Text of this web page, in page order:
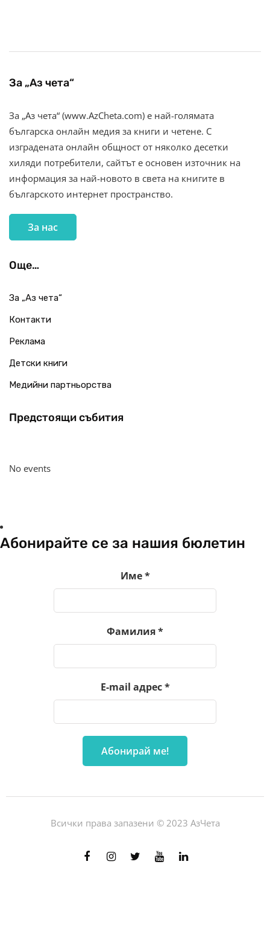
За „Аз чета“
За „Аз чета“ (www.AzCheta.com) е най-голямата
българска онлайн медия за книги и четене. С
изградената онлайн общност от няколко десетки
хиляди потребители, сайтът е основен източник на
информация за най-новото в света на книгите в
българското интернет пространство.
За нас
Още…
За „Аз чета“
Контакти
Реклама
Детски книги
Медийни партньорства
Предстоящи събития
No events
Абонирайте се за нашия бюлетин
Име*
Фамилия*
E-mail адрес*
Всички права запазени © 2023 АзЧета